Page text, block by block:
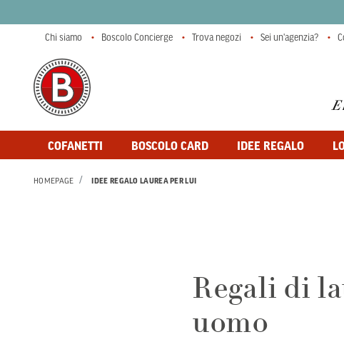
COFANETTI BOSCOLO CARD IDEE REGALO
Chi siamo Boscolo Concierge Trova negozi Sei un'agenzia?
HOMEPAGE IDEE REGALO LAUREA PER LUI
Regali di
uomo